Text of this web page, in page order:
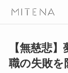
【無慈悲
職の失敗を